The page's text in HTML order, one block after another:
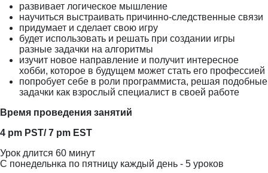
развивает логическое мышление
научиться выстраивать причинно-следственные связи
придумает и сделает свою игру
будет использовать и решать при создании игры
разные задачки на алгоритмы
изучит новое направление и получит интересное
хобби, которое в будущем может стать его профессией
попробует себе в роли программиста, решая подобные
задачки как взрослый специалист в своей работе
Время проведения занятий
4 pm PST/ 7 pm EST
Урок длится 60 минут
С понедельнка по пятницу каждый день - 5 уроков